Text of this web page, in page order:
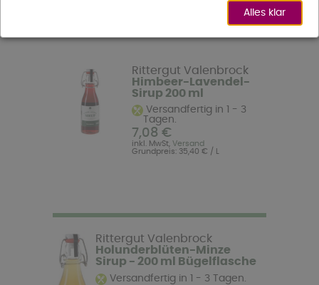
Seite:
Rittergut Valenbrock
Himbeer-Lavendel-
Sirup 200 ml
Versandfertig in 1 - 3
Tagen.
7,08 €
inkl. MwSt, Versand
Grundpreis: 35,40 € / L
Rittergut Valenbrock
Holunderblüten-Minze
Sirup - 200 ml Bügelflasche
Versandfertig in 1 - 3 Tagen.
Alles klar